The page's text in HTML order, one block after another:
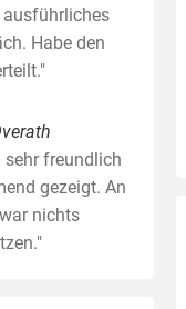
ausführliches
Habe den
sehr freundlich
gezeigt. An
nichts